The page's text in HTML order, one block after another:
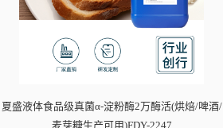
夏盛液体食品级真菌α-淀粉酶2万酶活(烘焙/啤酒/
麦芽糖生产可用)FDY-2247